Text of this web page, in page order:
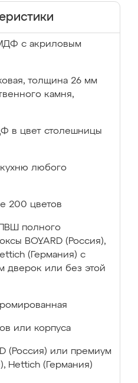
с акриловым
толщина 26 мм
камня,
в цвет столешницы
кухню любого
200 цветов
ПВШ полного
BOYARD (Россия),
(Германия) с
дверок или без этой
или корпуса
(Россия) или премиум
Hettich (Германия)